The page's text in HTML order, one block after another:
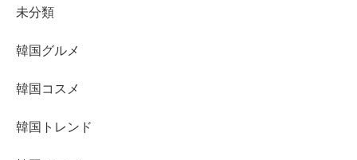
未分類
韓国グルメ
韓国コスメ
韓国トレンド